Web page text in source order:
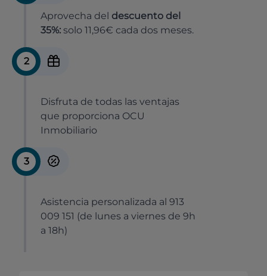
Aprovecha del descuento del
35%: solo 11,96€ cada dos meses.
2
Disfruta de todas las ventajas
que proporciona OCU
Inmobiliario
3
Asistencia personalizada al 913
009 151 (de lunes a viernes de 9h
a 18h)